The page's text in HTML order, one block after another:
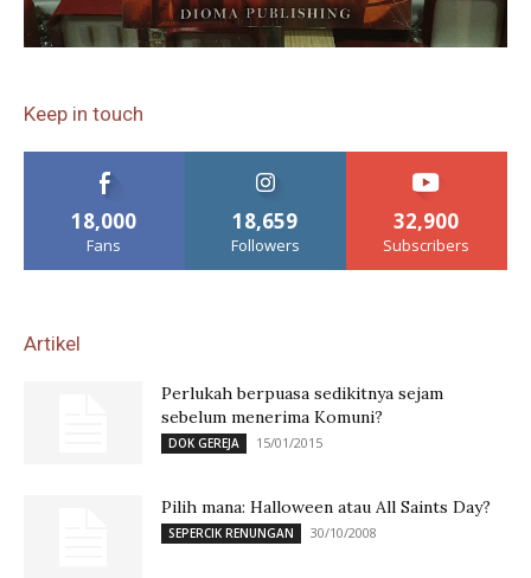
Keep in touch
18,000
Fans
18,659
Followers
32,900
Subscribers
Artikel
Perlukah berpuasa sedikitnya sejam
sebelum menerima Komuni?
DOK GEREJA 15/01/2015
Pilih mana: Halloween atau All Saints Day?
SEPERCIK RENUNGAN 30/10/2008